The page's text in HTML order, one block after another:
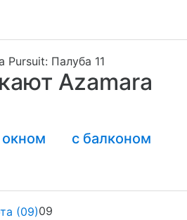
Azamara
окном
с балконом
09